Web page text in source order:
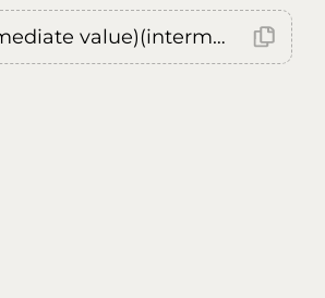
Error: (intermediate value)(intermediate value)(intermediate value).replaceAll is not a function